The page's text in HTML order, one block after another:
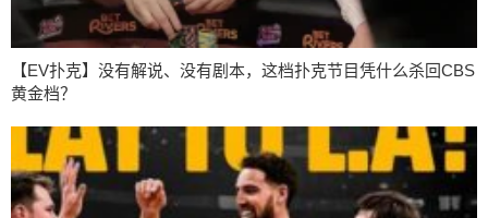
【EV扑克】没有解说、没有剧本，这档扑克节目凭什么杀回CBS
黄金档？